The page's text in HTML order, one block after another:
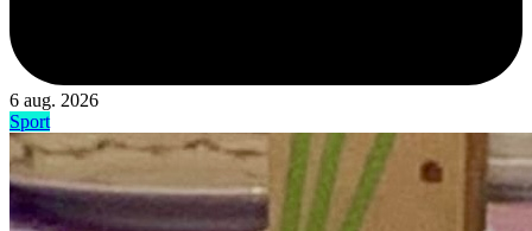
6 aug. 2026
Sport